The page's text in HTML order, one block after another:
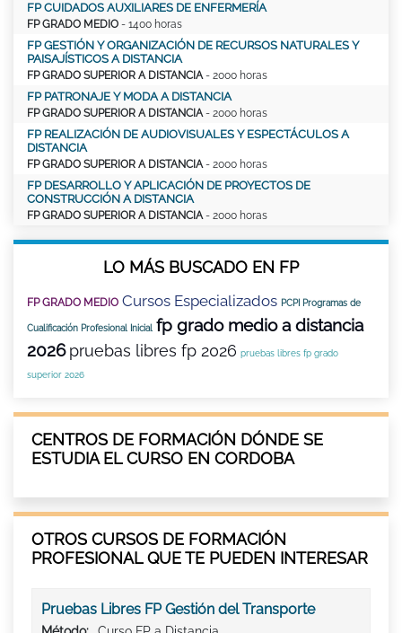
FP CUIDADOS AUXILIARES DE ENFERMERÍA
FP GRADO MEDIO - 1400 horas
FP GESTIÓN Y ORGANIZACIÓN DE RECURSOS NATURALES Y
PAISAJÍSTICOS A DISTANCIA
FP GRADO SUPERIOR A DISTANCIA- 2000 horas
FP PATRONAJE Y MODA A DISTANCIA
FP GRADO SUPERIOR A DISTANCIA- 2000 horas
FP REALIZACIÓN DE AUDIOVISUALES Y ESPECTÁCULOS A
DISTANCIA
FP GRADO SUPERIOR A DISTANCIA- 2000 horas
FP DESARROLLO Y APLICACIÓN DE PROYECTOS DE
CONSTRUCCIÓN A DISTANCIA
FP GRADO SUPERIOR A DISTANCIA- 2000 horas
LO MÁS BUSCADO EN FP
FP GRADO MEDIO Cursos Especializados PCPI Programas de
Cualificación Profesional Inicial fp grado medio a distancia
2026 pruebas libres fp 2026 pruebas libres fp grado
superior 2026
CENTROS DE FORMACIÓN DÓNDE SE
ESTUDIA EL CURSO EN CORDOBA
OTROS CURSOS DE FORMACIÓN
PROFESIONAL QUE TE PUEDEN INTERESAR
Pruebas Libres FP Gestión del Transporte